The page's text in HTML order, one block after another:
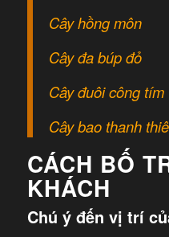
Cây hồng môn
Cây đa búp đỏ
Cây đuôi công tím
Cây bao thanh
CÁCH BỐ
KHÁCH
Chú ý đến vị trí